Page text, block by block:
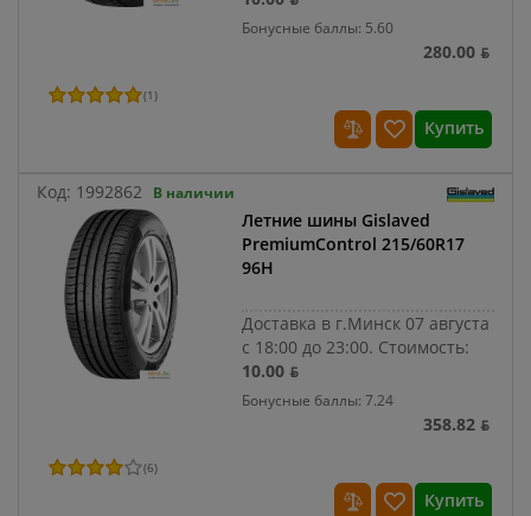
Бонусные баллы: 5.60
280.00 ƃ
(1)
Купить
Код: 1992862 В наличии
Летние шины Gislaved
PremiumControl 215/60R17
96H
Доставка в г.Минск 07 августа
с 18:00 до 23:00. Стоимость:
10.00 ƃ
Бонусные баллы: 7.24
358.82 ƃ
(6)
Купить